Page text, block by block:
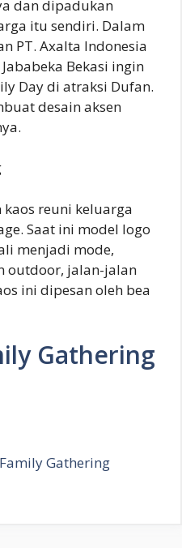
dan dipadukan
itu sendiri. Dalam
PT. Axalta Indonesia
Bekasi ingin
Day di atraksi Dufan.
desain aksen
reuni keluarga
Saat ini model logo
menjadi mode,
outdoor, jalan-jalan
ini dipesan oleh bea
Gathering
Gathering